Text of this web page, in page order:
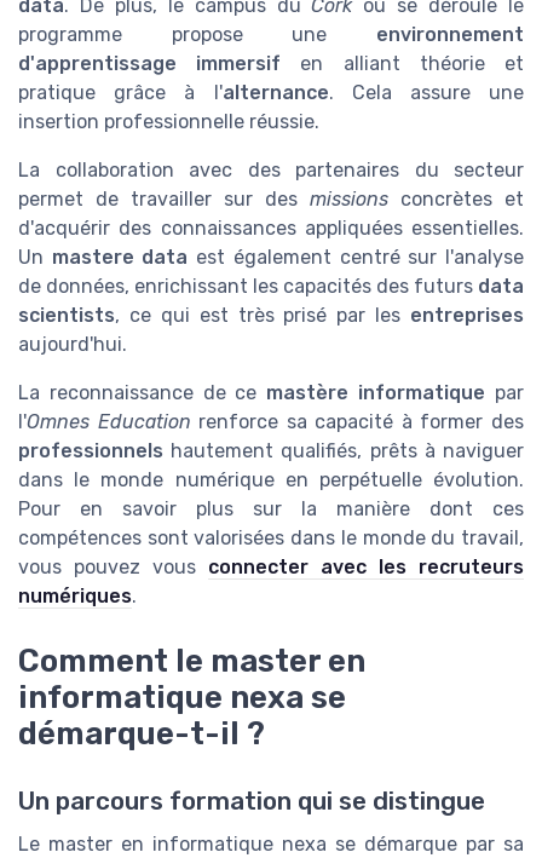
data. De plus, le campus duCorkoù se déroule le
programme propose une environnement
d'apprentissage immersif en alliant théorie et
pratique grâce à l'alternance. Cela assure une
insertion professionnelle réussie.
La collaboration avec des partenaires du secteur
permet de travailler sur des missions concrètes et
d'acquérir des connaissances appliquées essentielles.
Un mastere data est également centré sur l'analyse
de données, enrichissant les capacités des futurs data
scientists, ce qui est très prisé par les entreprises
aujourd'hui.
La reconnaissance de ce mastère informatique par
l'Omnes Education renforce sa capacité à former des
professionnels hautement qualifiés, prêts à naviguer
dans le monde numérique en perpétuelle évolution.
Pour en savoir plus sur la manière dont ces
compétences sont valorisées dans le monde du travail,
vous pouvez vous connecter avec les recruteurs
numériques.
Comment le master en
informatique nexa se
démarque-t-il ?
Un parcours formation qui se distingue
Le master en informatique nexa se démarque par sa